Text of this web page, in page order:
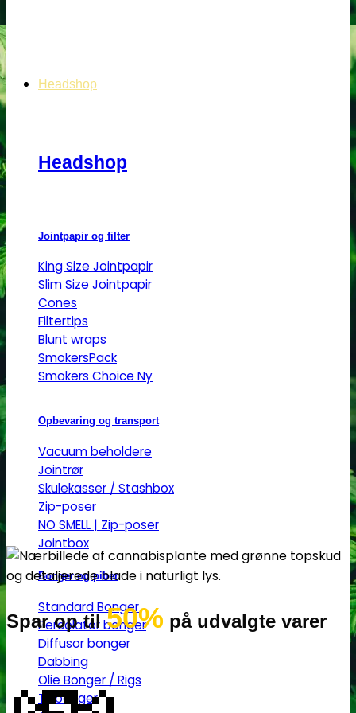
Headshop
Headshop
Jointpapir og filter
King Size Jointpapir
Slim Size Jointpapir
Cones
Filtertips
Blunt wraps
SmokersPack
Smokers Choice
Opbevaring og transport
Vacuum beholdere
Jointrør
Skulekasser / Stashbox
Zip-poser
NO SMELL | Zip-poser
Jointbox
Bonger og piber
Standard Bonger
Percolator bonger
Diffusor bonger
Dabbing
Olie Bonger / Rigs
Tjubanger
Spar op til50% på udvalgte varer